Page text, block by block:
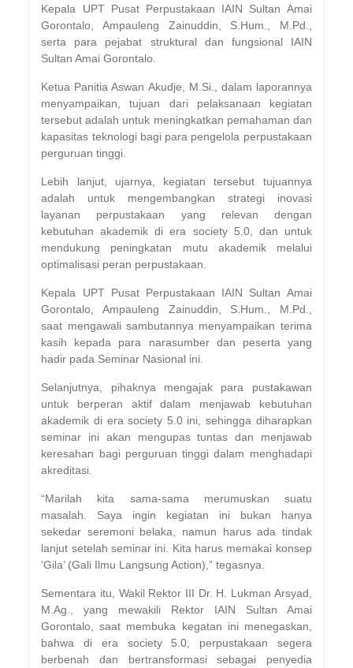
Kepala UPT Pusat Perpustakaan IAIN Sultan Amai
Gorontalo, Ampauleng Zainuddin, S.Hum., M.Pd.,
serta para pejabat struktural dan fungsional IAIN
Sultan Amai Gorontalo.
Ketua Panitia Aswan Akudje, M.Si., dalam laporannya
menyampaikan, tujuan dari pelaksanaan kegiatan
tersebut adalah untuk meningkatkan pemahaman dan
kapasitas teknologi bagi para pengelola perpustakaan
perguruan tinggi.
Lebih lanjut, ujarnya, kegiatan tersebut tujuannya
adalah untuk mengembangkan strategi inovasi
layanan perpustakaan yang relevan dengan
kebutuhan akademik di era society 5.0, dan untuk
mendukung peningkatan mutu akademik melalui
optimalisasi peran perpustakaan.
Kepala UPT Pusat Perpustakaan IAIN Sultan Amai
Gorontalo, Ampauleng Zainuddin, S.Hum., M.Pd.,
saat mengawali sambutannya menyampaikan terima
kasih kepada para narasumber dan peserta yang
hadir pada Seminar Nasional ini.
Selanjutnya, pihaknya mengajak para pustakawan
untuk berperan aktif dalam menjawab kebutuhan
akademik di era society 5.0 ini, sehingga diharapkan
seminar ini akan mengupas tuntas dan menjawab
keresahan bagi perguruan tinggi dalam menghadapi
akreditasi.
“Marilah kita sama-sama merumuskan suatu
masalah. Saya ingin kegiatan ini bukan hanya
sekedar seremoni belaka, namun harus ada tindak
lanjut setelah seminar ini. Kita harus memakai konsep
‘Gila’ (Gali Ilmu Langsung Action),” tegasnya.
Sementara itu, Wakil Rektor III Dr. H. Lukman Arsyad,
M.Ag., yang mewakili Rektor IAIN Sultan Amai
Gorontalo, saat membuka kegatan ini menegaskan,
bahwa di era society 5.0, perpustakaan segera
berbenah dan bertransformasi sebagai penyedia